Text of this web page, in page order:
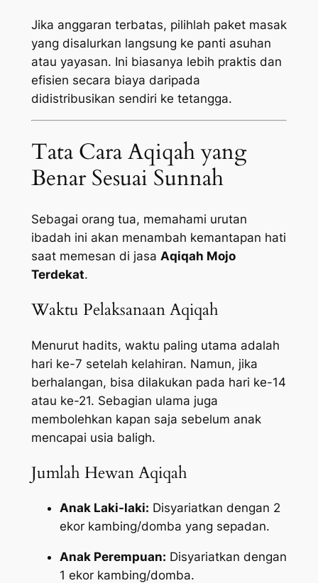
Jika anggaran terbatas, pilihlah paket masak
yang disalurkan langsung ke panti asuhan
atau yayasan. Ini biasanya lebih praktis dan
efisien secara biaya daripada
didistribusikan sendiri ke tetangga.
Tata Cara Aqiqah yang
Benar Sesuai Sunnah
Sebagai orang tua, memahami urutan
ibadah ini akan menambah kemantapan hati
saat memesan di jasa Aqiqah Mojo
Terdekat.
Waktu Pelaksanaan Aqiqah
Menurut hadits, waktu paling utama adalah
hari ke-7 setelah kelahiran. Namun, jika
berhalangan, bisa dilakukan pada hari ke-14
atau ke-21. Sebagian ulama juga
membolehkan kapan saja sebelum anak
mencapai usia baligh.
Jumlah Hewan Aqiqah
Anak Laki-laki: Disyariatkan dengan 2
ekor kambing/domba yang sepadan.
Anak Perempuan: Disyariatkan dengan
1 ekor kambing/domba.